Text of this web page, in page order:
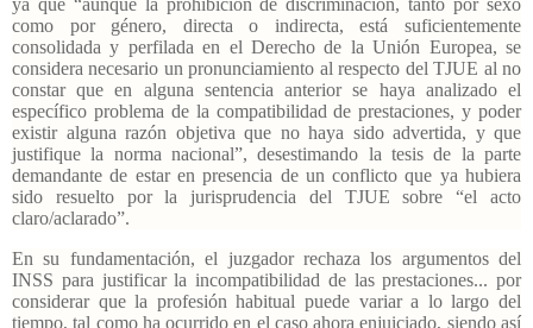
ya que “aunque la prohibición de discriminación, tanto por sexo
como por género, directa o indirecta, está suficientemente
consolidada y perfilada en el Derecho de la Unión Europea, se
considera necesario un pronunciamiento al respecto del TJUE al no
constar que en alguna sentencia anterior se haya analizado el
específico problema de la compatibilidad de prestaciones, y poder
existir alguna razón objetiva que no haya sido advertida, y que
justifique la norma nacional”, desestimando la tesis de la parte
demandante de estar en presencia de un conflicto que ya hubiera
sido resuelto por la jurisprudencia del TJUE sobre “el acto
claro/aclarado”.
En su fundamentación, el juzgador rechaza los argumentos del
INSS para justificar la incompatibilidad de las prestaciones... por
considerar que la profesión habitual puede variar a lo largo del
tiempo, tal como ha ocurrido en el caso ahora enjuiciado, siendo así